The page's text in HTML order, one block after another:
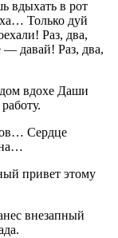
вдыхать в рот
Только дуй
Раз, два,
— давай! Раз, два,
вдохе Даши
Сердце
привет этому
внезапный